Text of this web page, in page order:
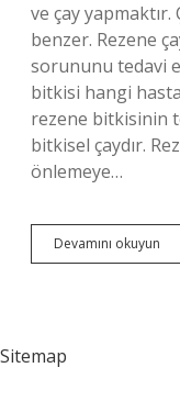
ve çay yapmaktır.
benzer. Rezene
sorununu tedavi
bitkisi hangi
rezene bitkisinin
bitkisel çaydır.
önlemeye…
Devamını okuyun
Sitemap